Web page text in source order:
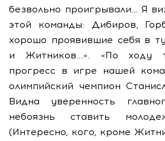
безвольно проигрывали… Я
этой команды: Дибиров,
хорошо проявившие себя в
и Житников...». «По ходу
прогресс в игре нашей
олимпийский чемпион
Видна уверенность
небоязнь ставить
(Интересно, кого, кроме